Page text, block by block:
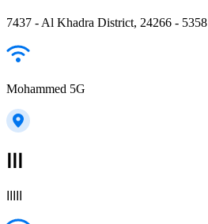
7437 - Al Khadra District, 24266 - 5358
Mohammed 5G